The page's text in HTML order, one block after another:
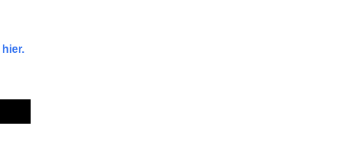
hier.